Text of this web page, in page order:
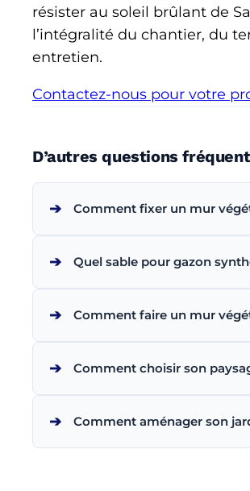
résister au soleil brûlant de
l’intégralité du chantier, du
entretien.
Contactez-nous pour votre
D’autres questions
➔ Comment fixer un mur
➔ Quel sable pour gazon
➔ Comment faire un mur
➔ Comment choisir son
➔ Comment aménager son